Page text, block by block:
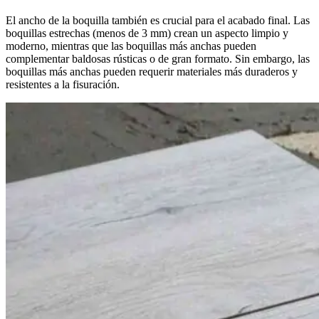
El ancho de la boquilla también es crucial para el acabado final. Las
boquillas estrechas (menos de 3 mm) crean un aspecto limpio y
moderno, mientras que las boquillas más anchas pueden
complementar baldosas rústicas o de gran formato. Sin embargo, las
boquillas más anchas pueden requerir materiales más duraderos y
resistentes a la fisuración.